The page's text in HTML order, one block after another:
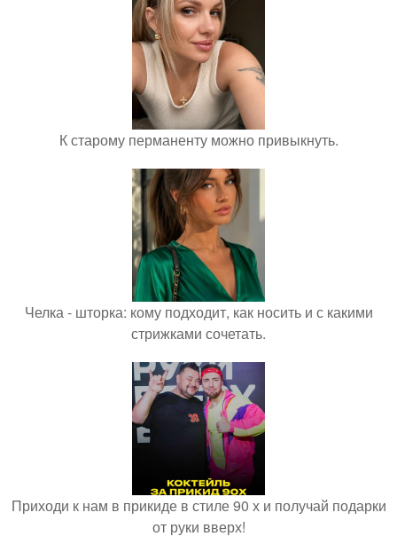
К старому перманенту можно привыкнуть.
Челка - шторка: кому подходит, как носить и с какими
стрижками сочетать.
Приходи к нам в прикиде в стиле 90 х и получай подарки
от руки вверх!